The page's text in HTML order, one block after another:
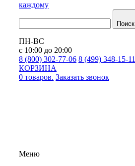
каждому
Поиск
ПН-ВС
с 10:00 до 20:00
8 (800) 302-77-06 8 (499) 348-15-11
КОРЗИНА
0 товаров. Заказать звонок
Меню